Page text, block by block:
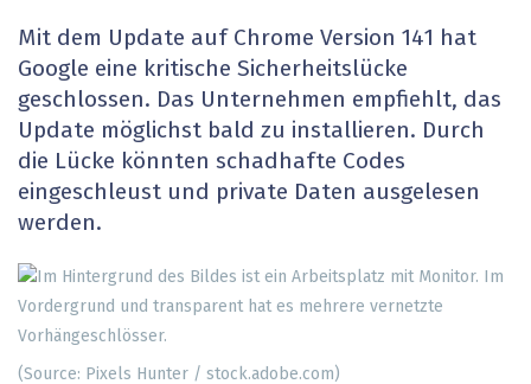
Mit dem Update auf Chrome Version 141 hat
Google eine kritische Sicherheitslücke
geschlossen. Das Unternehmen empfiehlt, das
Update möglichst bald zu installieren. Durch
die Lücke könnten schadhafte Codes
eingeschleust und private Daten ausgelesen
werden.
(Source: Pixels Hunter / stock.adobe.com)